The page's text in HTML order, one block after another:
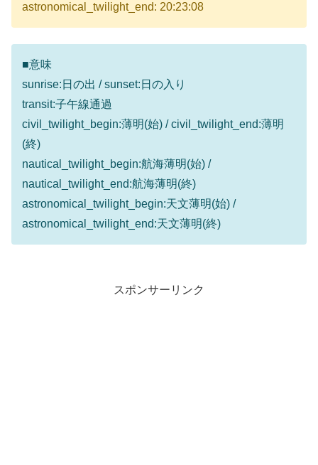
astronomical_twilight_end: 20:23:08
■意味
sunrise:日の出 / sunset:日の入り
transit:子午線通過
civil_twilight_begin:薄明(始) / civil_twilight_end:薄明
(終)
nautical_twilight_begin:航海薄明(始) /
nautical_twilight_end:航海薄明(終)
astronomical_twilight_begin:天文薄明(始) /
astronomical_twilight_end:天文薄明(終)
スポンサーリンク